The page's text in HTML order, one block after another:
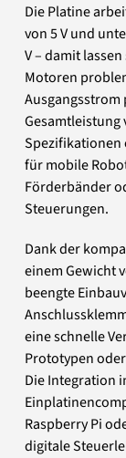
Die Platine
von 5 V und
V – damit
Motoren
Ausgangsstrom
Gesamtleistung
Spezifikationen
für mobile
Förderbänder
Steuerungen.
Dank der
einem Gewicht
beengte
eine schnelle
Prototypen
Die Integration
Raspberry Pi
digitale